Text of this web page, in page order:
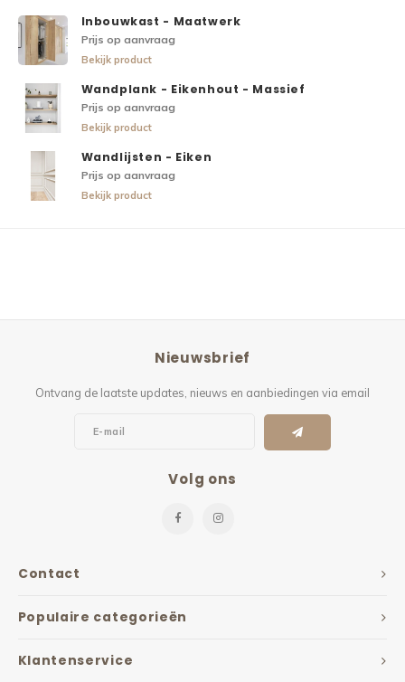
Inbouwkast - Maatwerk
Prijs op aanvraag
Bekijk product
Wandplank - Eikenhout - Massief
Prijs op aanvraag
Bekijk product
Wandlijsten - Eiken
Prijs op aanvraag
Bekijk product
Contact
Nieuwsbrief
Ontvang de laatste updates, nieuws en aanbiedingen via email
Volg ons
Populaire categorieën
Klantenservice